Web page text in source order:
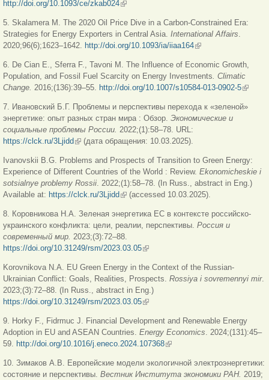
http://doi.org/10.1093/ce/zkab024(внешняя ссылка)
5. Skalamera M. The 2020 Oil Price Dive in a Carbon-Constrained Era:
Strategies for Energy Exporters in Central Asia. International Affairs.
2020;96(6);1623–1642. http://doi.org/10.1093/ia/iiaa164(внешняя ссылка)
6. De Cian E., Sferra F., Tavoni M. The Influence of Economic Growth,
Population, and Fossil Fuel Scarcity on Energy Investments. Climatic
Change. 2016;(136):39–55. http://doi.org/10.1007/s10584-013-0902-5
7. Ивановский Б.Г. Проблемы и перспективы перехода к «зеленой»
энергетике: опыт разных стран мира : Обзор. Экономические и
социальные проблемы России. 2022;(1):58–78. URL:
https://clck.ru/3Ljidd (внешняя ссылка)
(дата обращения: 10.03.2025).
Ivanovskii B.G. Problems and Prospects of Transition to Green Energy:
Experience of Different Countries of the World : Review. Ekonomicheskie i
sotsialnye problemy Rossii. 2022;(1):58–78. (In Russ., abstract in Eng.)
Available at: https://clck.ru/3Ljidd (внешняя ссылка)
(accessed 10.03.2025).
8. Коровникова Н.А. Зеленая энергетика ЕС в контексте российско-
украинского конфликта: цели, реалии, перспективы. Россия и
современный мир. 2023;(3):72–88.
https://doi.org/10.31249/rsm/2023.03.05(внешняя ссылка)
Korovnikova N.A. EU Green Energy in the Context of the Russian-
Ukrainian Conflict: Goals, Realities, Prospects. Rossiya i sovremennyi mir.
2023;(3):72–88. (In Russ., abstract in Eng.)
https://doi.org/10.31249/rsm/2023.03.05(внешняя ссылка)
9. Horky F., Fidrmuc J. Financial Development and Renewable Energy
Adoption in EU and ASEAN Countries. Energy Economics. 2024;(131):45–
59. http://doi.org/10.1016/j.eneco.2024.107368(внешняя ссылка)
10. Зимаков А.В. Европейские модели экологичной электроэнергетики:
состояние и перспективы. Вестник Института экономики РАН. 2019;